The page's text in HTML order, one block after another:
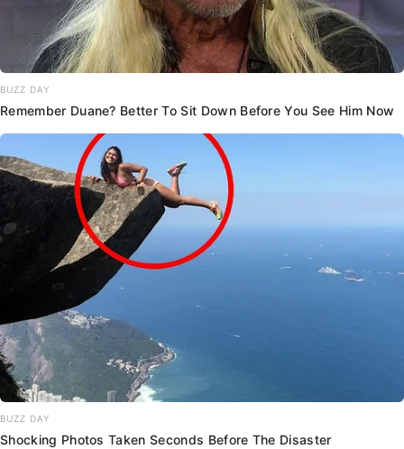
BUZZ DAY
Remember Duane? Better To Sit Down Before You See Him Now
BUZZ DAY
Shocking Photos Taken Seconds Before The Disaster